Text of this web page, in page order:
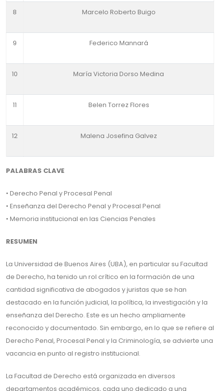
8 Marcelo Roberto Buigo
9 Federico Mannará
10 María Victoria Dorso Medina
11 Belen Torrez Flores
12 Malena Josefina Galvez
PALABRAS CLAVE
• Derecho Penal y Procesal Penal
• Enseñanza del Derecho Penal y Procesal Penal
• Memoria institucional en las Ciencias Penales
RESUMEN
La Universidad de Buenos Aires (UBA), en particular su Facultad
de Derecho, ha tenido un rol crítico en la formación de una
cantidad significativa de abogados y juristas que se han
destacado en la función judicial, la política, la investigación y la
enseñanza del Derecho. Este es un hecho ampliamente
reconocido y documentado. Sin embargo, en lo que se refiere al
Derecho Penal, Procesal Penal y la Criminología, se advierte una
vacancia en punto al registro institucional.
La Facultad de Derecho está organizada en diversos
departamentos académicos, cada uno dedicado a una